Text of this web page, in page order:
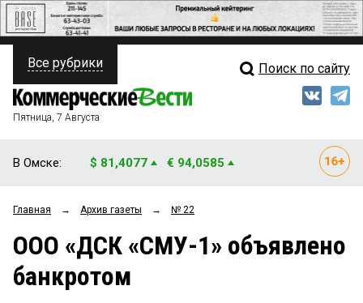
ПОЛИТИКА
ФИНАНСЫ
ОБЩЕСТВО
ЗАКОН
НОВОСТИ КОМПАНИЙ
Свежий выпуск
Рейтинги
Все рубрики Поиск по сайту
Пятница, 7 Августа
В Омске: $ 81,4077 € 94,0585
Главная → Архив газеты → № 22
ООО «ДСК «СМУ-1» объявлено
банкротом